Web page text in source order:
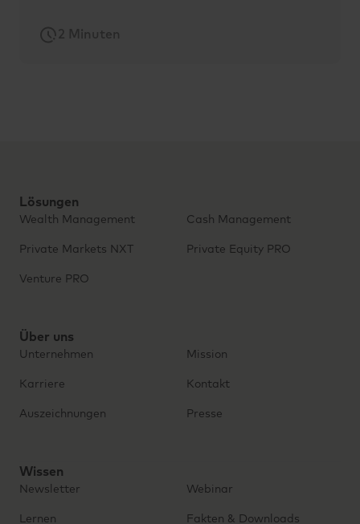
2 Minuten
Lösungen
Wealth Management Cash Management
Private Markets NXT Private Equity PRO
Venture PRO
Über uns
Unternehmen Mission
Karriere Kontakt
Auszeichnungen Presse
Wissen
Newsletter Webinar
Lernen Fakten & Downloads